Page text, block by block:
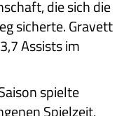
die sich die
sicherte. Gravett
Assists im
spielte
Spielzeit,